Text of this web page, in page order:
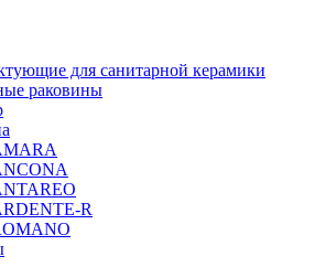
для санитарной керамики
раковины
R